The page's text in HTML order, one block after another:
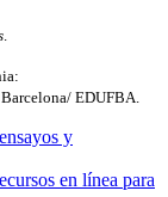
EDUFBA.
y